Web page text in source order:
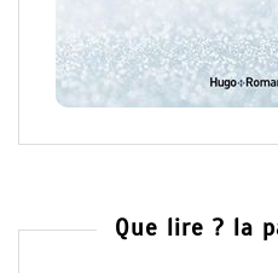
Que lire ? la